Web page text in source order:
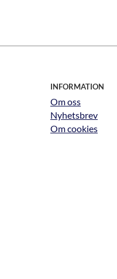
INFORMATION
Om oss
Nyhetsbrev
Om cookies